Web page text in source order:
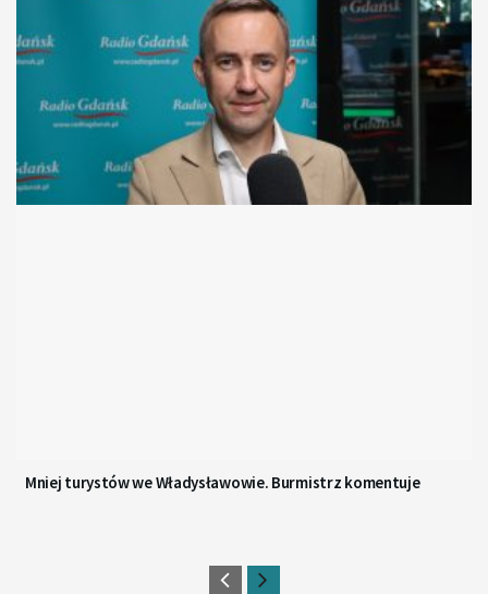
Mniej turystów we Władysławowie. Burmistrz komentuje